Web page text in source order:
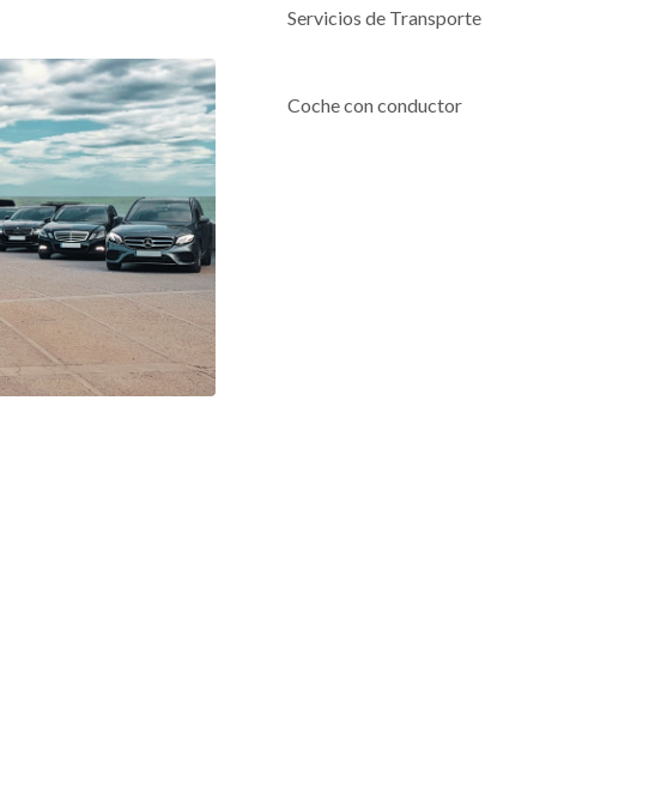
Servicios de Transporte
Coche con conductor